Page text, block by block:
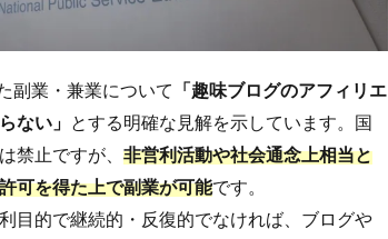
副業・兼業について 「趣味ブログのアフィリエ
ない」 とする明確な見解を示しています。国
禁止ですが、 非営利活動や社会通念上相当と
可を得た上で副業が可能です。
目的で継続的・反復的でなければ、ブログや